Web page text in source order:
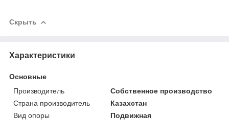
Скрыть
Характеристики
Основные
Производитель
Собственное производство
Страна производитель
Казахстан
Вид опоры
Подвижная